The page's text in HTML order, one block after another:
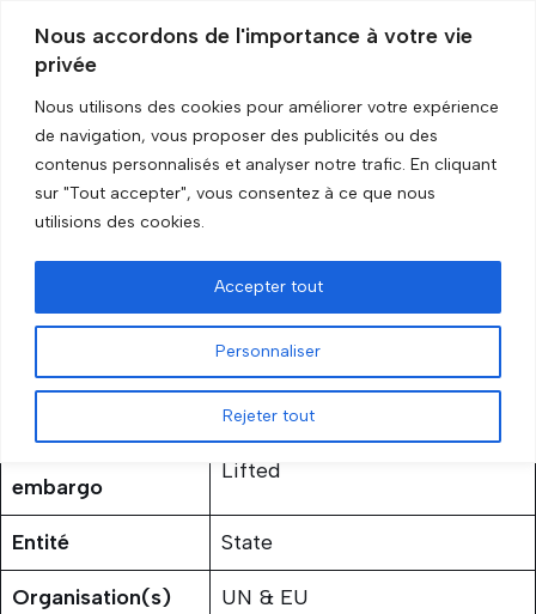
Nous accordons de l'importance à votre vie
privée
Nous utilisons des cookies pour améliorer votre expérience
de navigation, vous proposer des publicités ou des
contenus personnalisés et analyser notre trafic. En cliquant
sur "Tout accepter", vous consentez à ce que nous
utilisions des cookies.
Personnaliser
Rejeter tout
Accepter tout
Skip
to
content
Accueil»Liberia
Liberia
2 November 2023
embargo
Lifted
Entité State
Organisation(s) UN & EU